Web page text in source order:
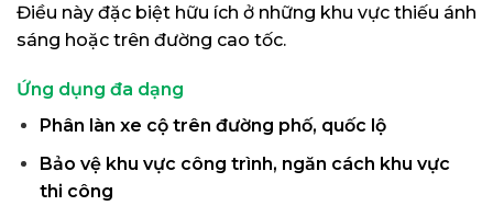
Điều này đặc biệt hữu ích ở những khu vực thiếu ánh
sáng hoặc trên đường cao tốc.
Ứng dụng đa dạng
Phân làn xe cộ trên đường phố, quốc lộ
Bảo vệ khu vực công trình, ngăn cách khu vực
thi công